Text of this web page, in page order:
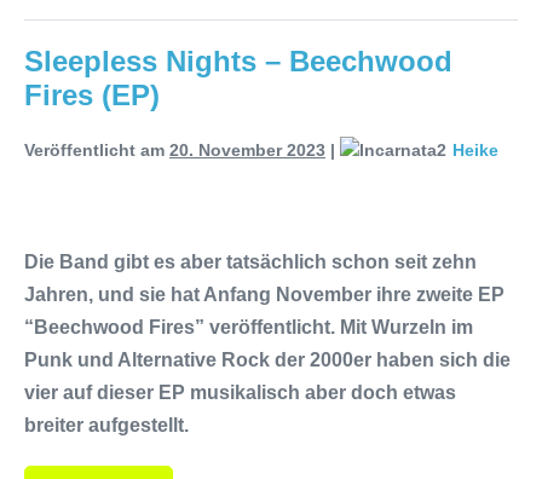
Sleepless Nights – Beechwood
Fires (EP)
Veröffentlicht am 20. November 2023 | Heike
Die Band gibt es aber tatsächlich schon seit zehn
Jahren, und sie hat Anfang November ihre zweite EP
“Beechwood Fires” veröffentlicht. Mit Wurzeln im
Punk und Alternative Rock der 2000er haben sich die
vier auf dieser EP musikalisch aber doch etwas
breiter aufgestellt.